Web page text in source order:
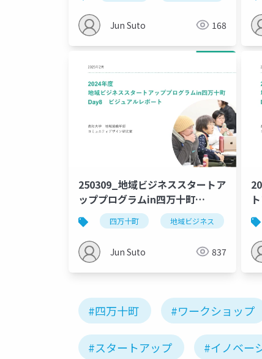
Jun Suto 168
250309_地域ビジネススタートア
ッププログラムin四万十町
_Day8_0310修正
四万十町 地域ビジネス 高
Jun Suto 837
#四万十町 #ワークショップ
#スタートアップ #イノベー